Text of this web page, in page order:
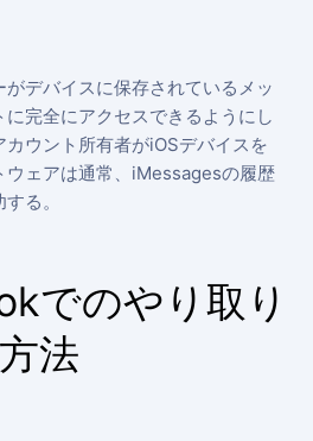
デバイスに保存されているメッ
完全にアクセスできるようにし
ウント所有者がiOSデバイスを
ウェアは通常、iMessagesの履歴
る。
でのやり取り
法